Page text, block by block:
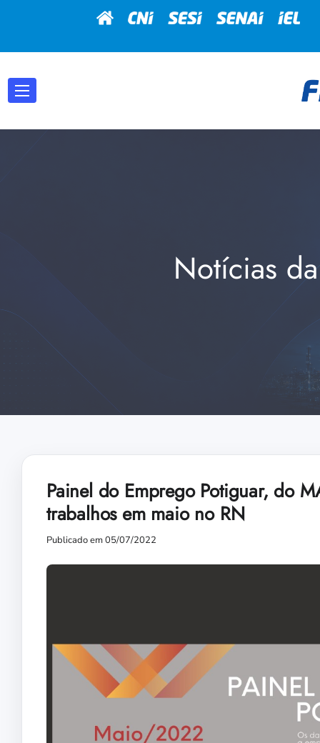
Notícias
Painel do Emprego Potiguar, do
trabalhos em maio no RN
Publicado em 05/07/2022